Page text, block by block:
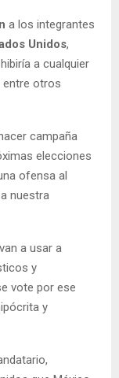
a los integrantes
Unidos,
a cualquier
entre otros
campaña
elecciones
ofensa al
nuestra
a usar a
y
vote por ese
y